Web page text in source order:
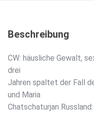
Beschreibung
CW: häusliche Gewalt,
drei
Jahren spaltet der Fall
und Maria
Chatschaturjan